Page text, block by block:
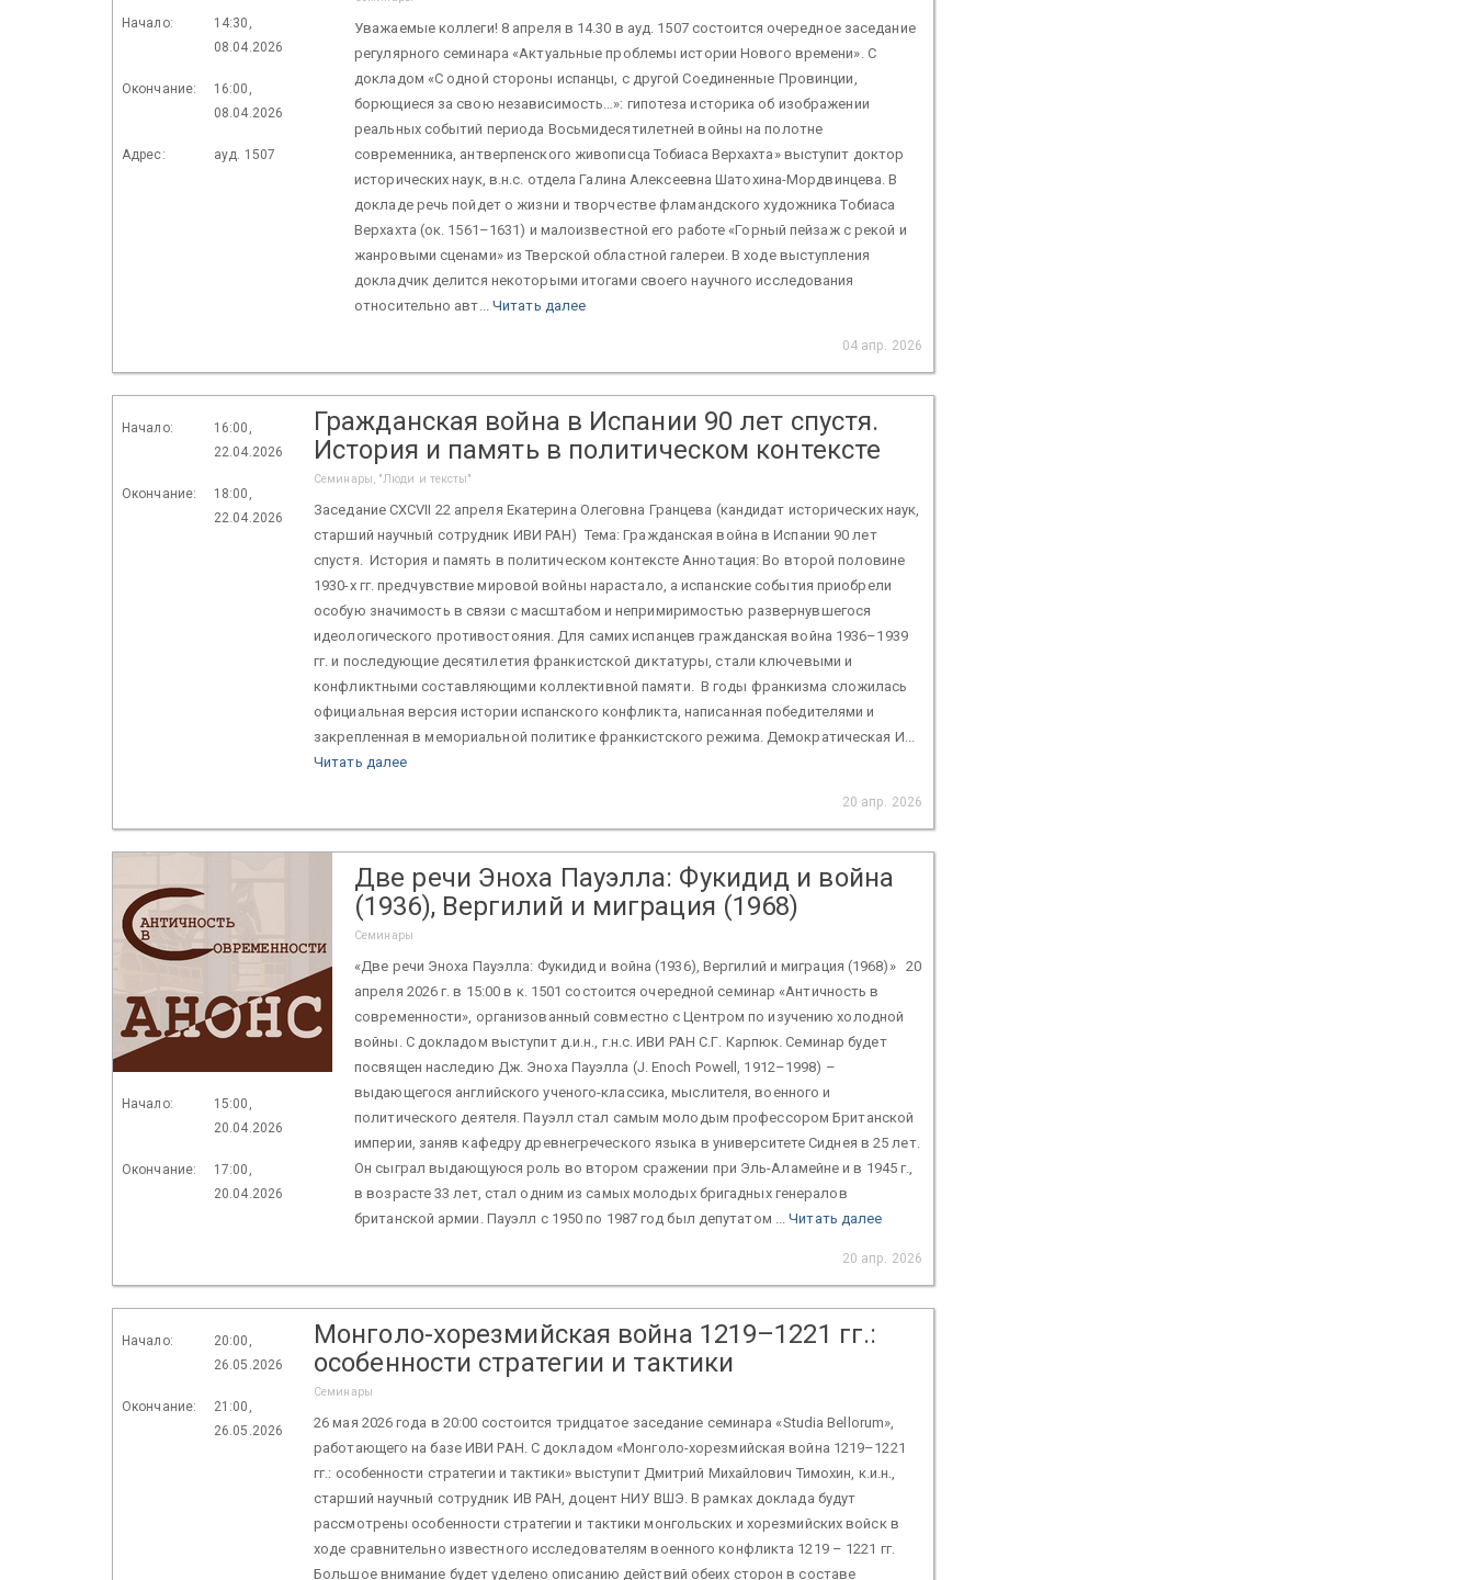
Начало:
14:30,
08.04.2026
Окончание:
16:00,
08.04.2026
Адрес: ауд. 1507
Уважаемые коллеги! 8 апреля в 14.30 в ауд. 1507 состоится очередное заседание
регулярного семинара «Актуальные проблемы истории Нового времени». С
докладом «С одной стороны испанцы, с другой Соединенные Провинции,
борющиеся за свою независимость…»: гипотеза историка об изображении
реальных событий периода Восьмидесятилетней войны на полотне
современника, антверпенского живописца Тобиаса Верхахта» выступит доктор
исторических наук, в.н.с. отдела Галина Алексеевна Шатохина-Мордвинцева. В
докладе речь пойдет о жизни и творчестве фламандского художника Тобиаса
Верхахта (ок. 1561–1631) и малоизвестной его работе «Горный пейзаж с рекой и
жанровыми сценами» из Тверской областной галереи. В ходе выступления
докладчик делится некоторыми итогами своего научного исследования
относительно авт... Читать далее
04 апр. 2026
Начало:
16:00,
22.04.2026
Окончание:
18:00,
22.04.2026
Гражданская война в Испании 90 лет спустя.
История и память в политическом контексте
Семинары, "Люди и тексты"
Заседание CXCVII 22 апреля Екатерина Олеговна Гранцева (кандидат исторических наук,
старший научный сотрудник ИВИ РАН) Тема: Гражданская война в Испании 90 лет
спустя. История и память в политическом контексте Аннотация: Во второй половине
1930-х гг. предчувствие мировой войны нарастало, а испанские события приобрели
особую значимость в связи с масштабом и непримиримостью развернувшегося
идеологического противостояния. Для самих испанцев гражданская война 1936–1939
гг. и последующие десятилетия франкистской диктатуры, стали ключевыми и
конфликтными составляющими коллективной памяти. В годы франкизма сложилась
официальная версия истории испанского конфликта, написанная победителями и
закрепленная в мемориальной политике франкистского режима. Демократическая И...
Читать далее
20 апр. 2026
Начало:
15:00,
20.04.2026
Окончание:
17:00,
20.04.2026
Две речи Эноха Пауэлла: Фукидид и война
(1936), Вергилий и миграция (1968)
Семинары
«Две речи Эноха Пауэлла: Фукидид и война (1936), Вергилий и миграция (1968)» 20
апреля 2026 г. в 15:00 в к. 1501 состоится очередной семинар «Античность в
современности», организованный совместно с Центром по изучению холодной
войны. С докладом выступит д.и.н., г.н.с. ИВИ РАН С.Г. Карпюк. Семинар будет
посвящен наследию Дж. Эноха Пауэлла (J. Enoch Powell, 1912–1998) –
выдающегося английского ученого-классика, мыслителя, военного и
политического деятеля. Пауэлл стал самым молодым профессором Британской
империи, заняв кафедру древнегреческого языка в университете Сиднея в 25 лет.
Он сыграл выдающуюся роль во втором сражении при Эль-Аламейне и в 1945 г.,
в возрасте 33 лет, стал одним из самых молодых бригадных генералов
британской армии. Пауэлл с 1950 по 1987 год был депутатом ...Читать далее
20 апр. 2026
Начало:
20:00,
26.05.2026
Окончание:
21:00,
26.05.2026
Монголо-хорезмийская война 1219–1221 гг.:
особенности стратегии и тактики
Семинары
26 мая 2026 года в 20:00 состоится тридцатое заседание семинара «Studia Bellorum»,
работающего на базе ИВИ РАН. С докладом «Монголо-хорезмийская война 1219–1221
гг.: особенности стратегии и тактики» выступит Дмитрий Михайлович Тимохин, к.и.н.,
старший научный сотрудник ИВ РАН, доцент НИУ ВШЭ. В рамках доклада будут
рассмотрены особенности стратегии и тактики монгольских и хорезмийских войск в
ходе сравнительно известного исследователям военного конфликта 1219 – 1221 гг.
Большое внимание будет уделено описанию действий обеих сторон в составе